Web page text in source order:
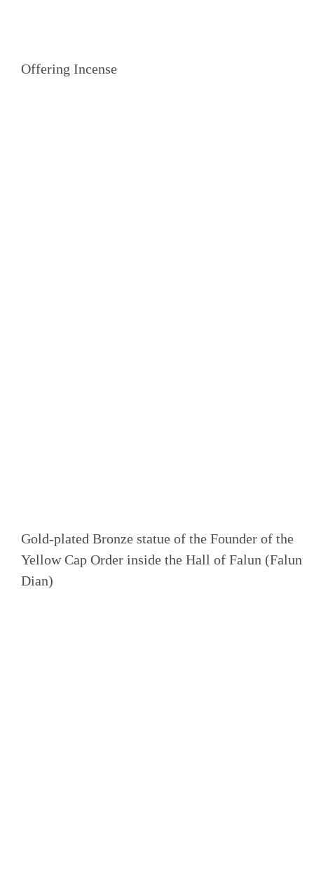
Offering Incense
Gold-plated Bronze statue of the Founder of the
Yellow Cap Order inside the Hall of Falun (Falun
Dian)